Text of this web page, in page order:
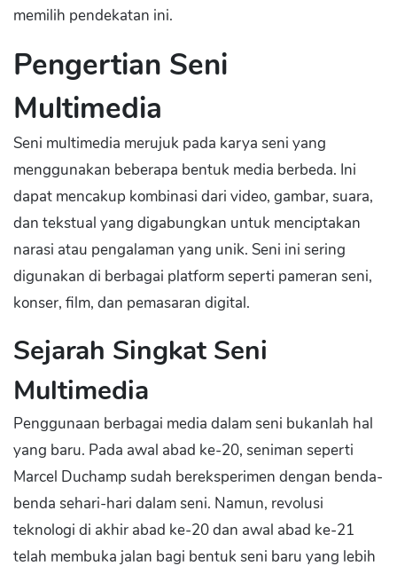
memilih pendekatan ini.
Pengertian Seni
Multimedia
Seni multimedia merujuk pada karya seni yang
menggunakan beberapa bentuk media berbeda. Ini
dapat mencakup kombinasi dari video, gambar, suara,
dan tekstual yang digabungkan untuk menciptakan
narasi atau pengalaman yang unik. Seni ini sering
digunakan di berbagai platform seperti pameran seni,
konser, film, dan pemasaran digital.
Sejarah Singkat Seni
Multimedia
Penggunaan berbagai media dalam seni bukanlah hal
yang baru. Pada awal abad ke-20, seniman seperti
Marcel Duchamp sudah bereksperimen dengan benda-
benda sehari-hari dalam seni. Namun, revolusi
teknologi di akhir abad ke-20 dan awal abad ke-21
telah membuka jalan bagi bentuk seni baru yang lebih